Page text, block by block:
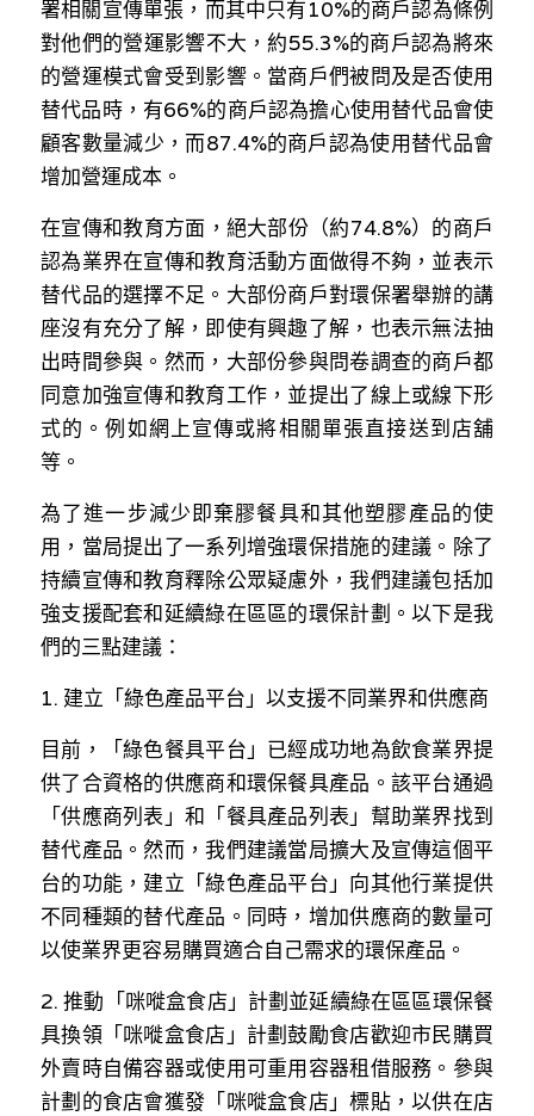
署相關宣傳單張，⽽其中只有10%的商⼾認為條例
對他們的營運影響不⼤，約55.3%的商⼾認為將來
的營運模式會受到影響。當商⼾們被問及是否使⽤
替代品時，有66%的商⼾認為擔⼼使⽤替代品會使
顧客數量減少，⽽87.4%的商⼾認為使⽤替代品會
增加營運成本。
在宣傳和教育⽅⾯，絕⼤部份（約74.8%）的商⼾
認為業界在宣傳和教育活動⽅⾯做得不夠，並表⽰
替代品的選擇不⾜。⼤部份商⼾對環保署舉辦的講
座沒有充分了解，即使有興趣了解，也表⽰無法抽
出時間參與。然⽽，⼤部份參與問卷調查的商⼾都
同意加強宣傳和教育⼯作，並提出了線上或線下形
式的。例如網上宣傳或將相關單張直接送到店舖
等。
為了進⼀步減少即棄膠餐具和其他塑膠產品的使
⽤，當局提出了⼀系列增強環保措施的建議。除了
持續宣傳和教育釋除公眾疑慮外，我們建議包括加
強⽀援配套和延續綠在區區的環保計劃。以下是我
們的三點建議：
1. 建⽴「綠⾊產品平台」以⽀援不同業界和供應商
⽬前，「綠⾊餐具平台」已經成功地為飲食業界提
供了合資格的供應商和環保餐具產品。該平台通過
「供應商列表」和「餐具產品列表」幫助業界找到
替代產品。然⽽，我們建議當局擴⼤及宣傳這個平
台的功能，建⽴「綠⾊產品平台」向其他⾏業提供
不同種類的替代產品。同時，增加供應商的數量可
以使業界更容易購買適合⾃⼰需求的環保產品。
2. 推動「咪嘥盒食店」計劃並延續綠在區區環保餐
具換領「咪嘥盒食店」計劃⿎勵食店歡迎市民購買
外賣時⾃備容器或使⽤可重⽤容器租借服務。參與
計劃的食店會獲發「咪嘥盒食店」標貼，以供在店